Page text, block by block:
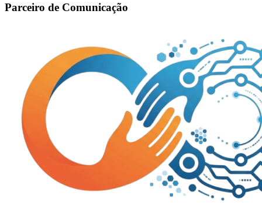
Parceiro de Comunicação